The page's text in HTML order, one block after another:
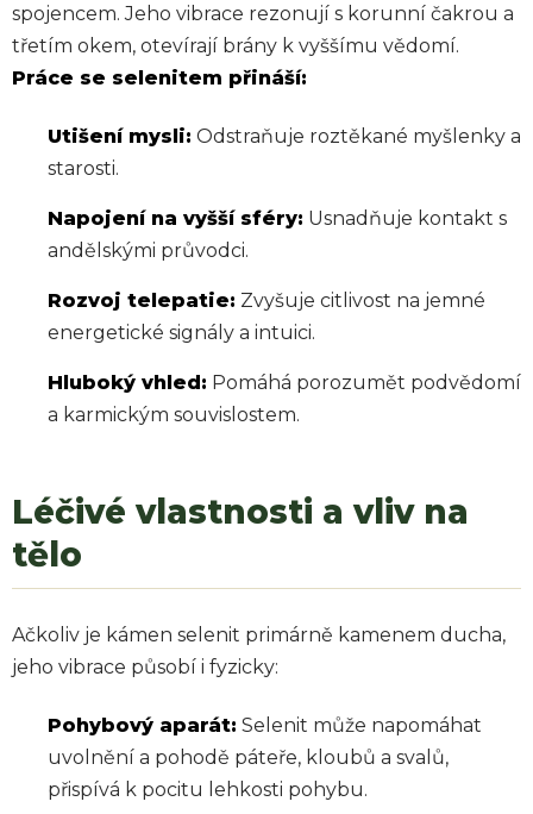
spojencem. Jeho vibrace rezonují s korunní čakrou a
třetím okem, otevírají brány k vyššímu vědomí.
Práce se selenitem přináší:
Utišení mysli: Odstraňuje roztěkané myšlenky a
starosti.
Napojení na vyšší sféry: Usnadňuje kontakt s
andělskými průvodci.
Rozvoj telepatie: Zvyšuje citlivost na jemné
energetické signály a intuici.
Hluboký vhled: Pomáhá porozumět podvědomí
a karmickým souvislostem.
Léčivé vlastnosti a vliv na
tělo
Ačkoliv je kámen selenit primárně kamenem ducha,
jeho vibrace působí i fyzicky:
Pohybový aparát: Selenit může napomáhat
uvolnění a pohodě páteře, kloubů a svalů,
přispívá k pocitu lehkosti pohybu.